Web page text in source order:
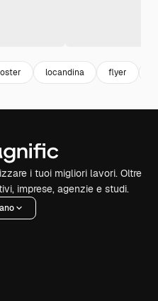
locandina flyer
i tuoi migliori lavori. Oltre
imprese, agenzie e studi.